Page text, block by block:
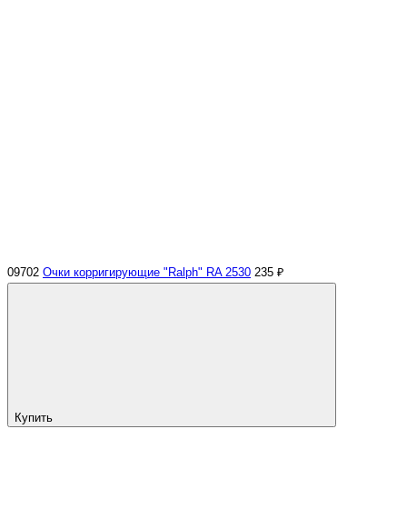
09702 Очки корригирующие "Ralph" RA 2530 235 ₽
Купить